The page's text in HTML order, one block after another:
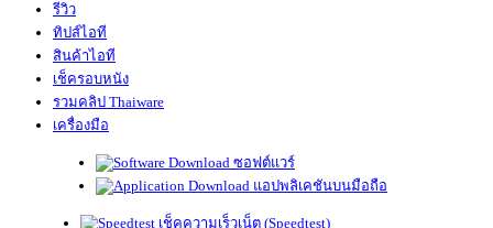
รีวิว
ทิปส์ไอที
สินค้าไอที
เช็ครอบหนัง
รวมคลิป Thaiware
เครื่องมือ
ซอฟต์แวร์
แอปพลิเคชันบนมือถือ
เช็คความเร็วเน็ต (Speedtest)